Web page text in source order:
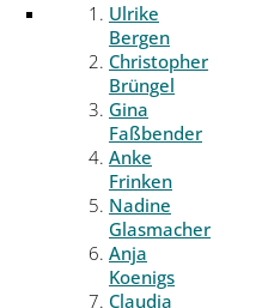
Ulrike
Bergen
Christopher
Brüngel
Gina
Faßbender
Anke
Frinken
Nadine
Glasmacher
Anja
Koenigs
Claudia